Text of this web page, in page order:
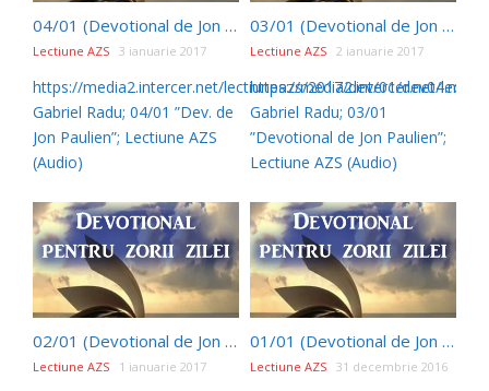
04/01 (Devotional de Jon Paulien)
Lectiune AZS 3 ianuarie 2017
https://media2.intercer.net/lectiuneazs/2017/dev/01/dev04.mp3
Gabriel Radu; 04/01 ”Dev. de
Jon Paulien”; Lectiune AZS
(Audio)
03/01 (Devotional de Jon Paulien)
Lectiune AZS 2 ianuarie 2017
https://media2.intercer.net/
Gabriel Radu; 03/01
”Devotional de Jon Paulien”;
Lectiune AZS (Audio)
02/01 (Devotional de Jon Paulien)
Lectiune AZS 1 ianuarie 2017
01/01 (Devotional de Jon Paulien)
Lectiune AZS 31 decembrie 2016